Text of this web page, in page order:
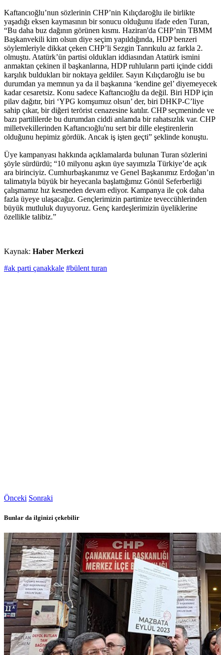
Kaftancıoğlu’nun sözlerinin CHP’nin Kılıçdaroğlu ile birlikte
yaşadığı eksen kaymasının bir sonucu olduğunu ifade eden Turan,
“Bu daha buz dağının görünen kısmı. Haziran'da CHP’nin TBMM
Başkanvekili kim olsun diye seçim yapıldığında, HDP benzeri
söylemleriyle dikkat çeken CHP’li Sezgin Tanrıkulu az farkla 2.
olmuştu. Atatürk’ün partisi oldukları iddiasından Atatürk ismini
anmaktan çekinen il başkanlarına, HDP ruhluların parti içinde ciddi
karşılık buldukları bir noktaya geldiler. Sayın Kılıçdaroğlu ise bu
durumdan ya memnun ya da il başkanına ‘kendine gel’ diyemeyecek
kadar cesaretsiz. Konu sadece Kaftancıoğlu da değil. Biri HDP için
pilav dağıtır, biri ‘YPG komşumuz olsun’ der, biri DHKP-C’liye
sahip çıkar, bir diğeri terörist cenazesine katılır. CHP seçmeninde ve
bazı partililerde bu durumdan ciddi anlamda bir rahatsızlık var. CHP
milletvekillerinden Kaftancıoğlu'nu sert bir dille eleştirenlerin
olduğunu hepimiz gördük. Ancak iş işten geçti” şeklinde konuştu.
Üye kampanyası hakkında açıklamalarda bulunan Turan sözlerini
şöyle sürdürdü; “10 milyonu aşkın üye sayımızla Türkiye’de açık
ara birinciyiz. Cumhurbaşkanımız ve Genel Başkanımız Erdoğan’ın
talimatıyla büyük bir heyecanla başlattığımız Gönül Seferberliği
çalışmamız hız kesmeden devam ediyor. Kampanya ile çok daha
fazla üyeye ulaşacağız. Gençlerimizin partimize teveccühlerinden
büyük mutluluk duyuyoruz. Genç kardeşlerimizin üyeliklerine
özellikle talibiz.”
Kaynak: Haber Merkezi
#ak parti çanakkale #bülent turan
Önceki Sonraki
Bunlar da ilginizi çekebilir